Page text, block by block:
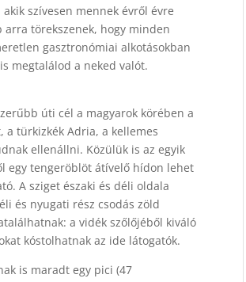
szívesen mennek évről évre
arra törekszenek, hogy minden
gasztronómiai alkotásokban
megtalálod a neked valót.
úti cél a magyarok körében a
a türkizkék Adria, a kellemes
ellenállni. Közülük is az egyik
egy tengeröblöt átívelő hídon lehet
A sziget északi és déli oldala
és nyugati rész csodás zöld
a vidék szőlőjéből kiváló
kóstolhatnak az ide látogatók.
is maradt egy pici (47